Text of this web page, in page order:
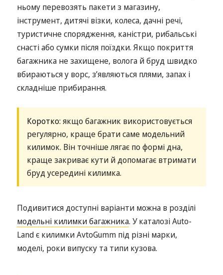
ньому перевозять пакети з магазину,
інструмент, дитячі візки, колеса, дачні речі,
туристичне спорядження, каністри, рибальські
снасті або сумки після поїздки. Якщо покриття
багажника не захищене, волога й бруд швидко
вбираються у ворс, з’являються плями, запах і
складніше прибирання.
Коротко: якщо багажник використовується
регулярно, краще брати саме модельний
килимок. Він точніше лягає по формі дна,
краще закриває кути й допомагає втримати
бруд усередині килимка.
Подивитися доступні варіанти можна в розділі
модельні килимки багажника. У каталозі Auto-
Land є килимки AvtoGumm під різні марки,
моделі, роки випуску та типи кузова.